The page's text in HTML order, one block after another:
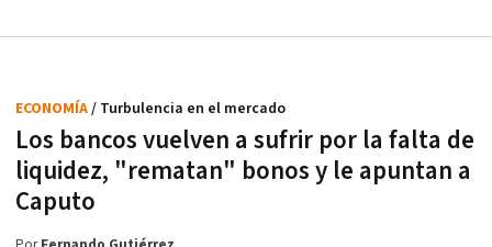
Los bancos vuelven a sufrir por la falta de
liquidez, "rematan" bonos y le apuntan a
Caputo
ECONOMÍA/ Turbulencia en el mercado